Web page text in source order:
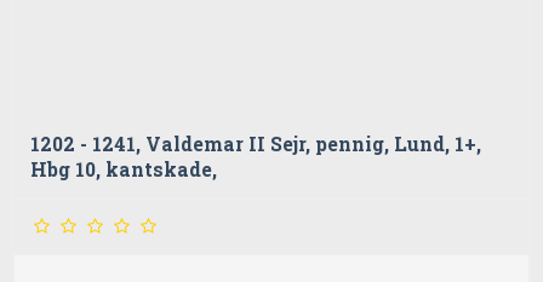
1202 - 1241, Valdemar II Sejr, pennig, Lund, 1+,
Hbg 10, kantskade,